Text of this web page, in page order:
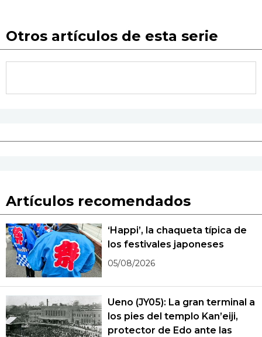
Otros artículos de esta serie
Artículos recomendados
‘Happi’, la chaqueta típica de
los festivales japoneses
05/08/2026
Ueno (JY05): La gran terminal a
los pies del templo Kan’eiji,
protector de Edo ante las